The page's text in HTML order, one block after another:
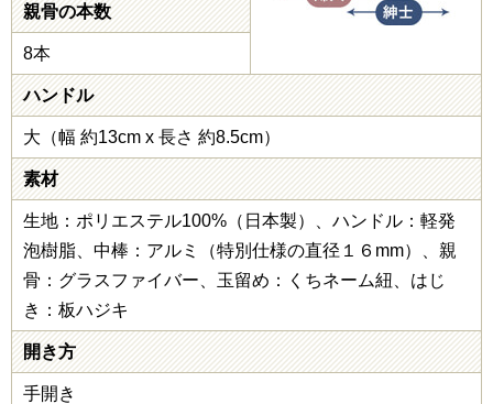
親骨の本数
8本
ハンドル
大（幅 約13cm x 長さ 約8.5cm）
素材
生地：ポリエステル100%（日本製）、ハンドル：軽発
泡樹脂、中棒：アルミ（特別仕様の直径１６mm）、親
骨：グラスファイバー、玉留め：くちネーム紐、はじ
き：板ハジキ
開き方
手開き